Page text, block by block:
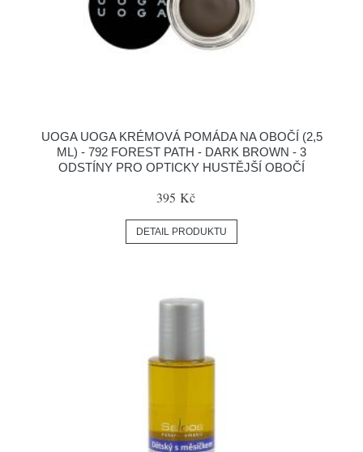
UOGA UOGA KRÉMOVÁ POMÁDA NA OBOČÍ (2,5
ML) - 792 FOREST PATH - DARK BROWN - 3
ODSTÍNY PRO OPTICKY HUSTĚJŠÍ OBOČÍ
395 Kč
DETAIL PRODUKTU